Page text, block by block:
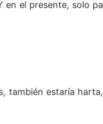
en el presente, solo pa
también estaría harta,